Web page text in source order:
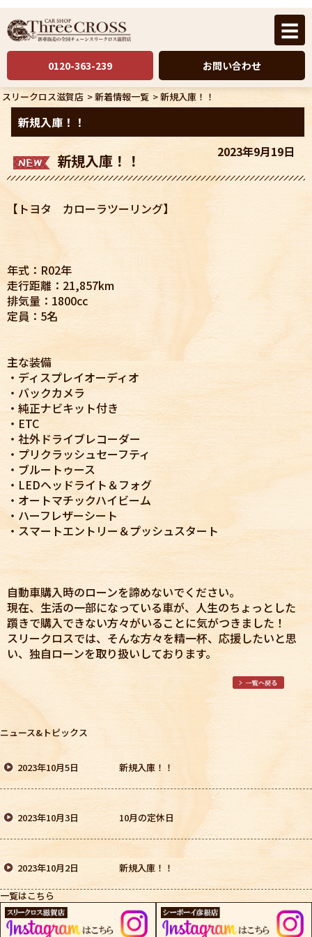
☰
0120-363-239 お問い合わせ
スリークロス滋賀店 >新着情報一覧 >新規入庫！！
新規入庫！！
2023年9月19日
新規入庫！！
【トヨタ カローラツーリング】
年式：R02年
走行距離：21,857km
排気量：1800cc
定員：5名
主な装備
・ディスプレイオーディオ
・バックカメラ
・純正ナビキット付き
・ETC
・社外ドライブレコーダー
・プリクラッシュセーフティ
・ブルートゥース
・LEDヘッドライト＆フォグ
・オートマチックハイビーム
・ハーフレザーシート
・スマートエントリー＆プッシュスタート
自動車購入時のローンを諦めないでください。
現在、生活の一部になっている車が、人生のちょっとした
躓きで購入できない方々がいることに気がつきました！
スリークロスでは、そんな方々を精一杯、応援したいと思
い、独自ローンを取り扱いしております。
ニュース&トピックス
2023年10月5日 新規入庫！！
2023年10月3日 10月の定休日
2023年10月2日 新規入庫！！
一覧はこちら